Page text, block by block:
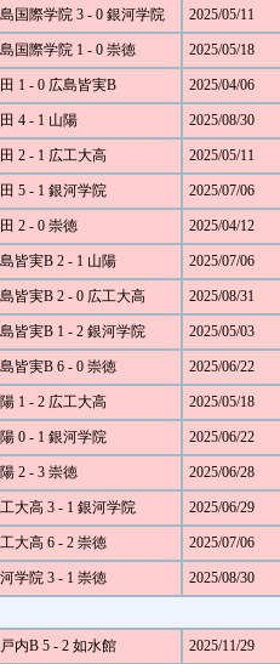
国際学院 3 - 0 銀河学院 2025/05/11
国際学院 1 - 0 崇徳 2025/05/18
1 - 0 広島皆実B 2025/04/06
4 - 1 山陽 2025/08/30
2 - 1 広工大高 2025/05/11
5 - 1 銀河学院 2025/07/06
2 - 0 崇徳 2025/04/12
皆実B 2 - 1 山陽 2025/07/06
皆実B 2 - 0 広工大高 2025/08/31
皆実B 1 - 2 銀河学院 2025/05/03
皆実B 6 - 0 崇徳 2025/06/22
1 - 2 広工大高 2025/05/18
0 - 1 銀河学院 2025/06/22
2 - 3 崇徳 2025/06/28
大高 3 - 1 銀河学院 2025/06/29
大高 6 - 2 崇徳 2025/07/06
学院 3 - 1 崇徳 2025/08/30
内B 5 - 2 如水館 2025/11/29